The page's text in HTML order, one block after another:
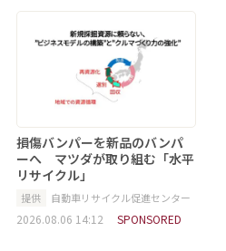
損傷バンパーを新品のバンパ
ーへ マツダが取り組む「水平
リサイクル」
提供 自動車リサイクル促進センター
2026.08.06 14:12 SPONSORED